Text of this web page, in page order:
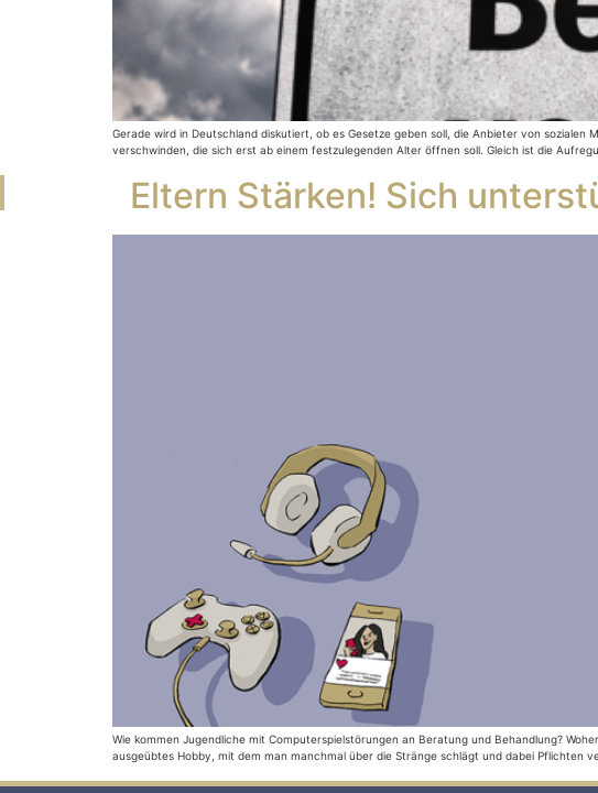
Gerade wird in Deutschland diskutiert, ob es Gesetze geben soll, die Anbieter von
verschwinden, die sich erst ab einem festzulegenden Alter öffnen soll. Gleich ist die
Eltern Stärken! Sich
Wie kommen Jugendliche mit Computerspielstörungen an Beratung und Behandlung?
ausgeübtes Hobby, mit dem man manchmal über die Stränge schlägt und dabei